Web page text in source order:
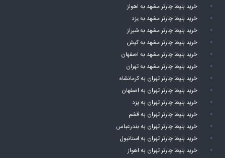
خرید بلیط چارتر مشهد به اهواز
خرید بلیط چارتر مشهد به یزد
خرید بلیط چارتر مشهد به شیراز
خرید بلیط چارتر مشهد به کیش
خرید بلیط چارتر مشهد به اصفهان
خرید بلیط چارتر مشهد به تهران
خرید بلیط چارتر تهران به کرمانشاه
خرید بلیط چارتر تهران به اصفهان
خرید بلیط چارتر تهران به یزد
خرید بلیط چارتر تهران به قشم
خرید بلیط چارتر تهران به بندرعباس
خرید بلیط چارتر تهران به استانبول
خرید بلیط چارتر تهران به اهواز